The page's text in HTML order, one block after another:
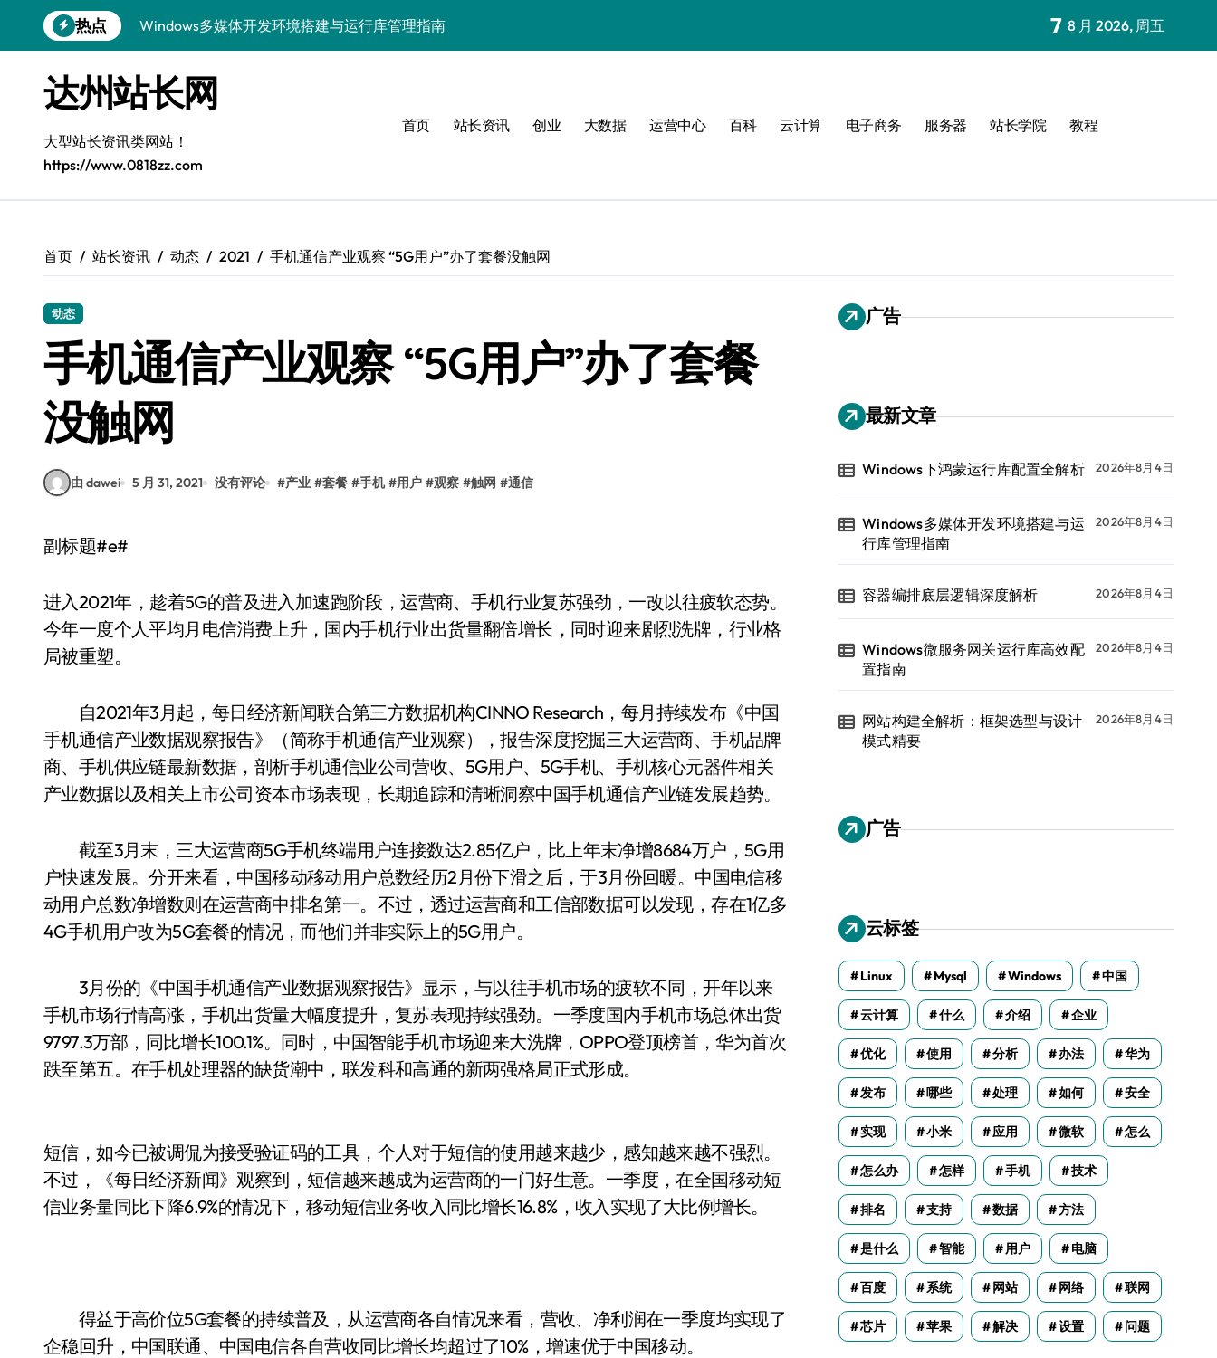
到
热点
容器编排底层逻辑深度解析
网站构建全解析：框架选型与设计模式精要
Windows下大数据运行库高效部署与管理
漏洞精准定位与快速修复实战指南
Windows精简运行库与高效架构设计
7 8 月 2026, 周五
达州站长网
大型站长资讯类网站！
https://www.0818zz.com
首页 站长资讯 创业 大数据 运营中心 百科 云计算 电子商务 服务器 站长学院 教程
首页 站长资讯 动态 2021 手机通信产业观察 “5G用户”办了套餐没触网
动态
手机通信产业观察 “5G用户”办了套餐
没触网
由 dawei 5 月 31, 2021 没有评论 #产业 #套餐 #手机 #用户 #观察 #触网 #通信
副标题#e#
进入2021年，趁着5G的普及进入加速跑阶段，运营商、手机行业复苏强劲，一改以往疲软态势。
今年一度个人平均月电信消费上升，国内手机行业出货量翻倍增长，同时迎来剧烈洗牌，行业格
局被重塑。
自2021年3月起，每日经济新闻联合第三方数据机构CINNO Research，每月持续发布《中国
手机通信产业数据观察报告》（简称手机通信产业观察），报告深度挖掘三大运营商、手机品牌
商、手机供应链最新数据，剖析手机通信业公司营收、5G用户、5G手机、手机核心元器件相关
产业数据以及相关上市公司资本市场表现，长期追踪和清晰洞察中国手机通信产业链发展趋势。
截至3月末，三大运营商5G手机终端用户连接数达2.85亿户，比上年末净增8684万户，5G用
户快速发展。分开来看，中国移动移动用户总数经历2月份下滑之后，于3月份回暖。中国电信移
动用户总数净增数则在运营商中排名第一。不过，透过运营商和工信部数据可以发现，存在1亿多
4G手机用户改为5G套餐的情况，而他们并非实际上的5G用户。
3月份的《中国手机通信产业数据观察报告》显示，与以往手机市场的疲软不同，开年以来
手机市场行情高涨，手机出货量大幅度提升，复苏表现持续强劲。一季度国内手机市场总体出货
9797.3万部，同比增长100.1%。同时，中国智能手机市场迎来大洗牌，OPPO登顶榜首，华为首次
跌至第五。在手机处理器的缺货潮中，联发科和高通的新两强格局正式形成。
短信，如今已被调侃为接受验证码的工具，个人对于短信的使用越来越少，感知越来越不强烈。
不过，《每日经济新闻》观察到，短信越来越成为运营商的一门好生意。一季度，在全国移动短
信业务量同比下降6.9%的情况下，移动短信业务收入同比增长16.8%，收入实现了大比例增长。
得益于高价位5G套餐的持续普及，从运营商各自情况来看，营收、净利润在一季度均实现了
企稳回升，中国联通、中国电信各自营收同比增长均超过了10%，增速优于中国移动。
广告
最新文章
Windows下鸿蒙运行库配置全解析 2026年8月4日
Windows多媒体开发环境搭建与运
行库管理指南
2026年8月4日
容器编排底层逻辑深度解析 2026年8月4日
Windows微服务网关运行库高效配
置指南
2026年8月4日
网站构建全解析：框架选型与设计
模式精要
2026年8月4日
广告
云标签
Linux Mysql Windows 中国
云计算 什么 介绍 企业
优化 使用 分析 办法 华为
发布 哪些 处理 如何 安全
实现 小米 应用 微软 怎么
怎么办 怎样 手机 技术
排名 支持 数据 方法
是什么 智能 用户 电脑
百度 系统 网站 网络 联网
芯片 苹果 解决 设置 问题